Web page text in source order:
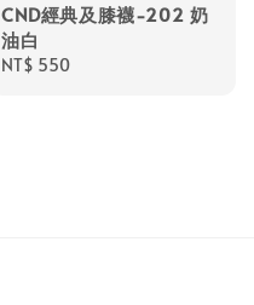
CND經典及膝襪-202 奶
油白
Regular
NT$ 550